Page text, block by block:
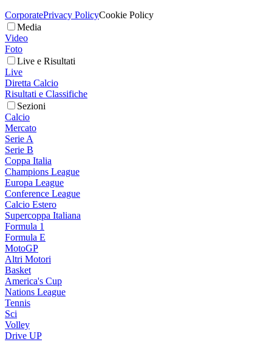
CorporatePrivacy PolicyCookie Policy
Media
Video
Foto
Live e Risultati
Live
Diretta Calcio
Risultati e Classifiche
Sezioni
Calcio
Mercato
Serie A
Serie B
Coppa Italia
Champions League
Europa League
Conference League
Calcio Estero
Supercoppa Italiana
Formula 1
Formula E
MotoGP
Altri Motori
Basket
America's Cup
Nations League
Tennis
Sci
Volley
Drive UP